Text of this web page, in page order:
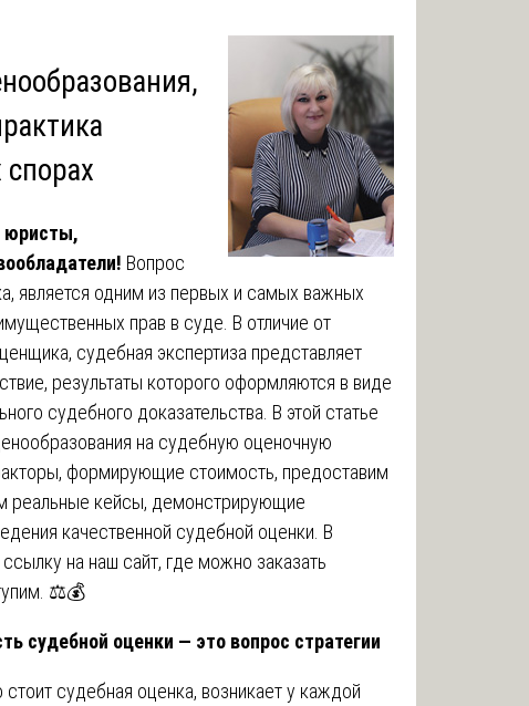
юристы,
Вопрос
является одним из первых и самых важных
прав в суде. В отличие от
судебная экспертиза представляет
результаты которого оформляются в виде
судебного доказательства. В этой статье
на судебную оценочную
формирующие стоимость, предоставим
реальные кейсы, демонстрирующие
качественной судебной оценки. В
на наш сайт, где можно заказать
⚖️💰
судебной оценки — это вопрос стратегии
судебная оценка, возникает у каждой